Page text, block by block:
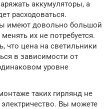
аккумуляторы, а
расходоваться.
имеют довольно большой
их не потребуется.
что цена на светильники
в зависимости от
уровне
таких гирлянд не
электричество. Вы можете